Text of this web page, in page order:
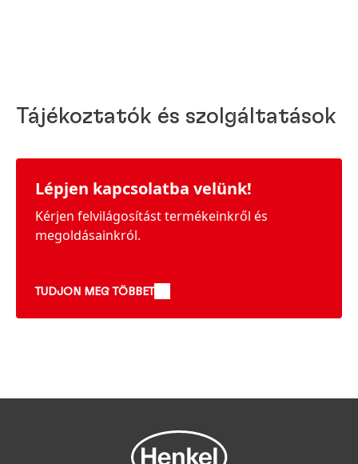
Tájékoztatók és szolgáltatások
Lépjen kapcsolatba velünk!
Kérjen felvilágosítást termékeinkről és
megoldásainkról.
TUDJON MEG TÖBBET